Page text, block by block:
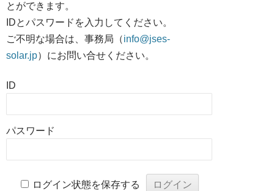
とができます。
IDとパスワードを入力してください。
ご不明な場合は、事務局（info@jses-
solar.jp）にお問い合せください。
ID
パスワード
ログイン状態を保存する